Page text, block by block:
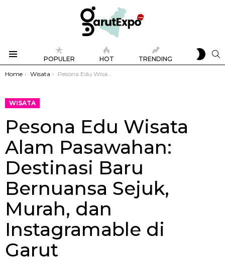
POPULER HOT TRENDING
SKIN
You are here:
Home Wisata Pesona Edu Wisata Alam Pasawahan: Destinasi Baru Bernuansa Sejuk, Murah, dan Instagramable di Garut
WISATA
Pesona Edu Wisata
Alam Pasawahan:
Destinasi Baru
Bernuansa Sejuk,
Murah, dan
Instagramable di
Garut